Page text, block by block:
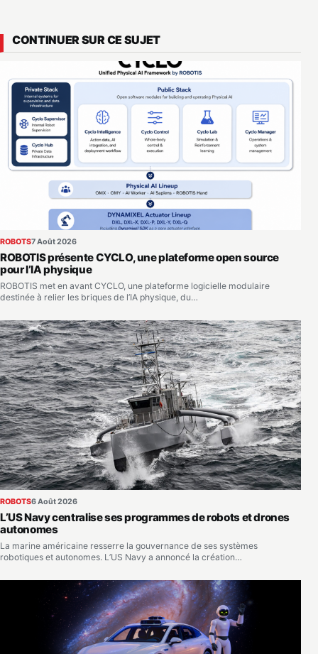
CONTINUER SUR CE SUJET
ROBOTS7 Août 2026
ROBOTIS présente CYCLO, une plateforme open source
pour l’IA physique
ROBOTIS met en avant CYCLO, une plateforme logicielle modulaire
destinée à relier les briques de l’IA physique, du…
ROBOTS6 Août 2026
L’US Navy centralise ses programmes de robots et drones
autonomes
La marine américaine resserre la gouvernance de ses systèmes
robotiques et autonomes. L’US Navy a annoncé la création…